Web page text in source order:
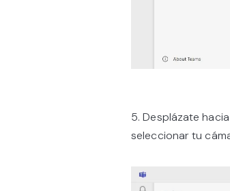
5. Desplázate
seleccionar tu